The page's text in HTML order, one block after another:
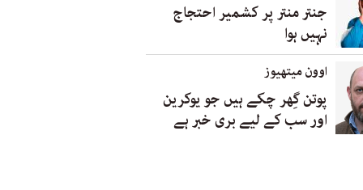
جنتر منتر پر کشمیر احتجاج
نہیں ہوا
اوون میتھیوز
پوتن گِھر چکے ہیں جو یوکرین
اور سب کے لیے بری خبر ہے